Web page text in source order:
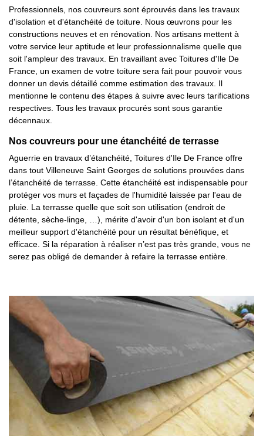
Professionnels, nos couvreurs sont éprouvés dans les travaux
d'isolation et d'étanchéité de toiture. Nous œuvrons pour les
constructions neuves et en rénovation. Nos artisans mettent à
votre service leur aptitude et leur professionnalisme quelle que
soit l'ampleur des travaux. En travaillant avec Toitures d'Ile De
France, un examen de votre toiture sera fait pour pouvoir vous
donner un devis détaillé comme estimation des travaux. Il
mentionne le contenu des étapes à suivre avec leurs tarifications
respectives. Tous les travaux procurés sont sous garantie
décennaux.
Nos couvreurs pour une étanchéité de terrasse
Aguerrie en travaux d’étanchéité, Toitures d'Ile De France offre
dans tout Villeneuve Saint Georges de solutions prouvées dans
l’étanchéité de terrasse. Cette étanchéité est indispensable pour
protéger vos murs et façades de l'humidité laissée par l'eau de
pluie. La terrasse quelle que soit son utilisation (endroit de
détente, sèche-linge, …), mérite d'avoir d'un bon isolant et d'un
meilleur support d'étanchéité pour un résultat bénéfique, et
efficace. Si la réparation à réaliser n’est pas très grande, vous ne
serez pas obligé de demander à refaire la terrasse entière.